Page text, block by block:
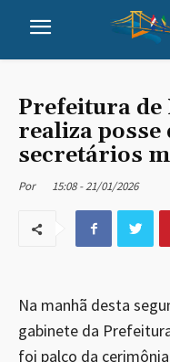
Prefeitura
realiza posse
secretários
Por 15:08 - 21/01/2026
Na manhã desta
gabinete da
foi palco da